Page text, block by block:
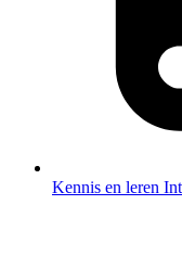
Kennis en leren